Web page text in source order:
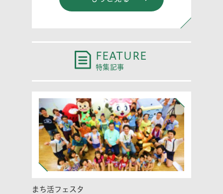
FEATURE
特集記事
まち活フェスタ